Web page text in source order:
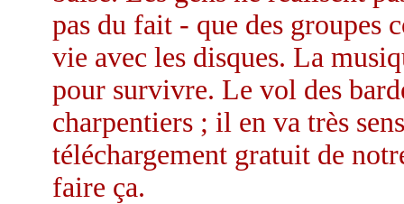
pas du fait - que des groupes
vie avec les disques. La
pour survivre. Le vol des
charpentiers ; il en va très
téléchargement gratuit de
faire ça.